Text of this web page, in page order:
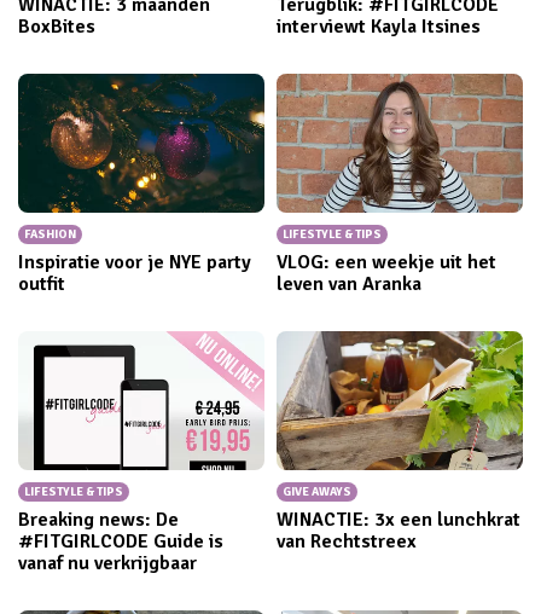
WINACTIE: 3 maanden
BoxBites
Terugblik: #FITGIRLCODE
interviewt Kayla Itsines
FASHION
Inspiratie voor je NYE party
outfit
LIFESTYLE & TIPS
VLOG: een weekje uit het
leven van Aranka
LIFESTYLE & TIPS
Breaking news: De
#FITGIRLCODE Guide is
vanaf nu verkrijgbaar
GIVE AWAYS
WINACTIE: 3x een lunchkrat
van Rechtstreex